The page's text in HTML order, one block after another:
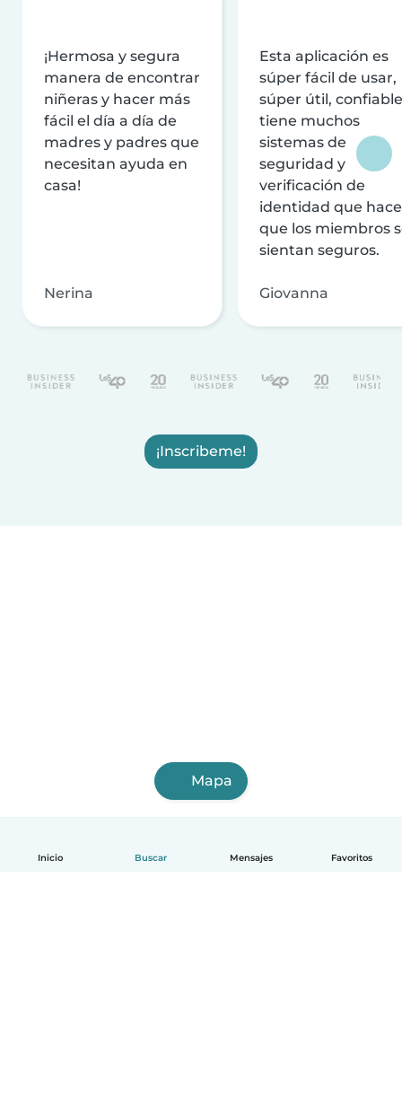
Inicio Buscar Mensajes Favoritos
¡Hermosa y segura
manera de encontrar
niñeras y hacer más
fácil el día a día de
madres y padres que
necesitan ayuda en
casa!
Nerina
Esta aplicación es
súper fácil de usar,
súper útil,
tiene muchos
sistemas de
seguridad y
verificación de
identidad que
que los miembros
sientan seguros.
Giovanna
¡Inscribeme!
Mapa